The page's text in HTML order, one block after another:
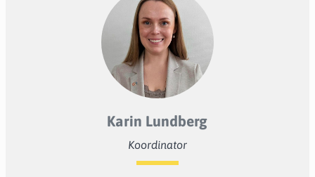
Karin Lundberg
Koordinator